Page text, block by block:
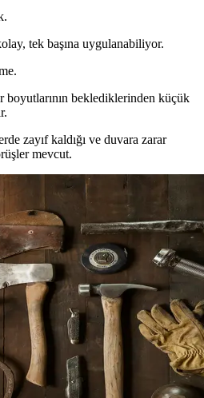
tek başına uygulanabiliyor.
boyutlarının beklediklerinden küçük
zayıf kaldığı ve duvara zarar
mevcut.